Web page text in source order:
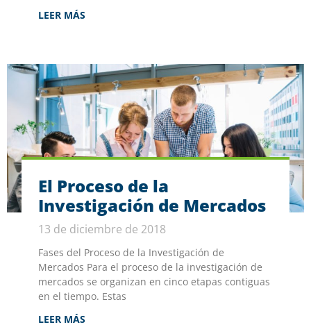
LEER MÁS
El Proceso de la
Investigación de Mercados
13 de diciembre de 2018
Fases del Proceso de la Investigación de
Mercados Para el proceso de la investigación de
mercados se organizan en cinco etapas contiguas
en el tiempo. Estas
LEER MÁS